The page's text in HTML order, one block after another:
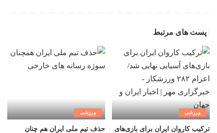
پست های مرتبط
ورزشی
ترکیب کاروان ایران برای بازی‌های
ورزشی
حذف تیم ملی ایران هم چنان